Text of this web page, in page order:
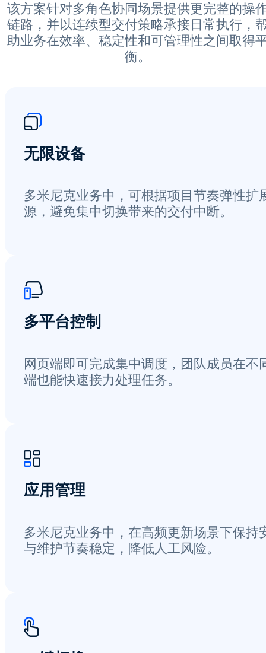
该方案针对多角色协同场景提供更完整的操
链路，并以连续型交付策略承接日常执行，
助业务在效率、稳定性和可管理性之间取得
衡。
无限设备
多米尼克业务中，可根据项目节奏弹性扩
源，避免集中切换带来的交付中断。
多平台控制
网页端即可完成集中调度，团队成员在不
端也能快速接力处理任务。
应用管理
多米尼克业务中，在高频更新场景下保持
与维护节奏稳定，降低人工风险。